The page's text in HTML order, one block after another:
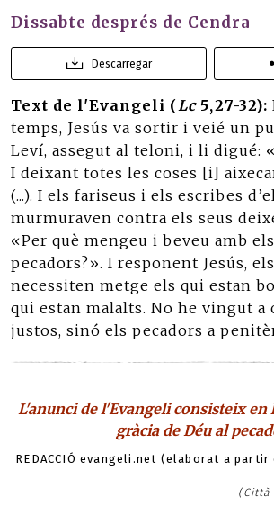
Dissabte després de Cendra
Descarregar
Text de l'Evangeli (Lc5,27-32):
temps, Jesús va sortir i veié un
Leví, assegut al teloni, i li digué:
I deixant totes les coses [i]
(...). I els fariseus i els escribes
murmuraven contra els seus
«Per què mengeu i beveu amb
pecadors?». I responent Jesús,
necessiten metge els qui estan
qui estan malalts. No he vingut a
justos, sinó els pecadors a
L'anunci de l'Evangeli consisteix en
gràcia de Déu al
REDACCIÓ evangeli.net (elaborat a
(Città